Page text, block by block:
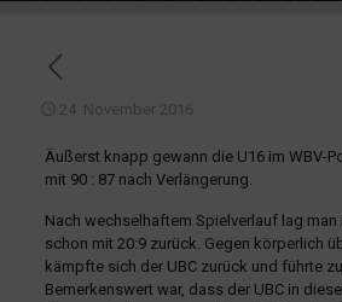
24. November 2016
Äußerst knapp gewann die U16 im WBV-
mit 90 : 87 nach Verlängerung.
Nach wechselhaftem Spielverlauf lag man
schon mit 20:9 zurück. Gegen körperlich
kämpfte sich der UBC zurück und führte
Bemerkenswert war, dass der UBC in